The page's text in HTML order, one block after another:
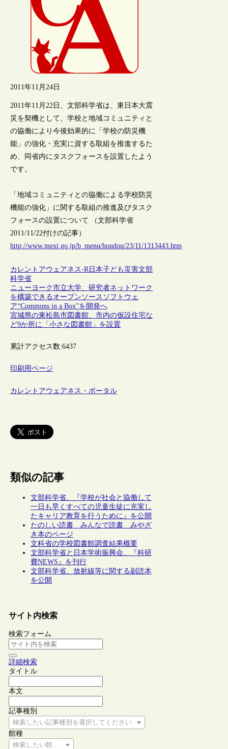
2011年11月24日
2011年11月22日、文部科学省は、東日本大震
災を契機として、学校と地域コミュニティと
の協働により今後効果的に「学校の防災機
能」の強化・充実に資する取組を推進するた
め、同省内にタスクフォースを設置したよう
です。
「地域コミュニティとの協働による学校防災
機能の強化」に関する取組の推進及びタスク
フォースの設置について （文部科学省
2011/11/22付けの記事）
http://www.mext.go.jp/b_menu/houdou/23/11/1313443.htm
カレントアウェアネス-R日本子ども 災害文部
科学省
ニューヨーク市立大学、研究者ネットワーク
を構築できるオープンソースソフトウェ
ア“Commons in a Box”を開発へ
宮城県の東松島市図書館、市内の仮設住宅な
ど9か所に「小さな図書館」を設置
累計アクセス数:6437
印刷用ページ
カレントアウェアネス・ポータル
類似の記事
文部科学省、『学校が社会と協働して
一日も早くすべての児童生徒に充実し
たキャリア教育を行うために』を公開
たのしい読書 みんなで読書 みやざ
き本のページ
文科省の学校図書館調査結果概要
文部科学省と日本学術振興会、『科研
費NEWS』を刊行
文部科学省、放射線等に関する副読本
を公開
サイト内検索
検索フォーム
詳細検索
タイトル
本文
記事種別
検索したい記事種別を選択してください
館種
検索したい館種を選択してください